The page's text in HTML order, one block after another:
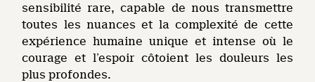
sensibilité rare, capable de nous transmettre
toutes les nuances et la complexité de cette
expérience humaine unique et intense où le
courage et l’espoir côtoient les douleurs les
plus profondes.